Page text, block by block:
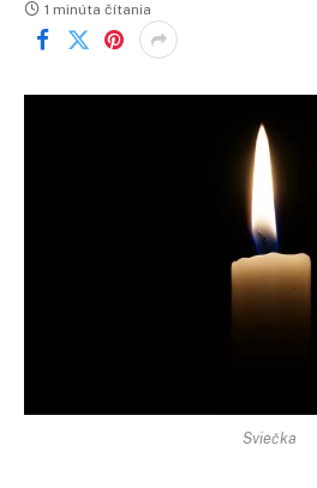
1 minúta čítania
Sviečka